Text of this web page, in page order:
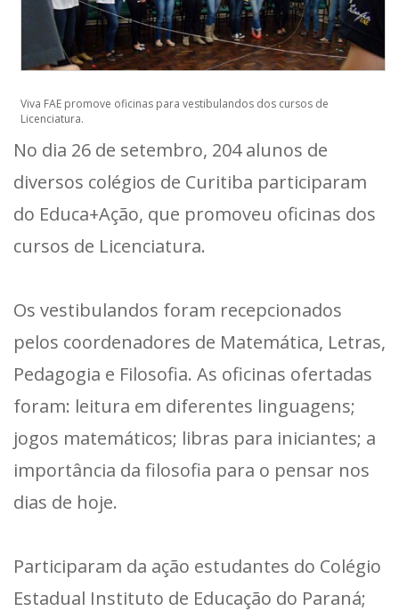
Viva FAE promove oficinas para vestibulandos dos cursos de
Licenciatura.
No dia 26 de setembro, 204 alunos de
diversos colégios de Curitiba participaram
do Educa+Ação, que promoveu oficinas dos
cursos de Licenciatura.
Os vestibulandos foram recepcionados
pelos coordenadores de Matemática, Letras,
Pedagogia e Filosofia. As oficinas ofertadas
foram: leitura em diferentes linguagens;
jogos matemáticos; libras para iniciantes; a
importância da filosofia para o pensar nos
dias de hoje.
Participaram da ação estudantes do Colégio
Estadual Instituto de Educação do Paraná;